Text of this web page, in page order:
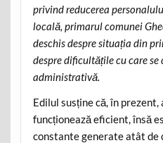
privind reducerea
locală, primarul comunei
deschis despre situația din
despre dificultățile cu care
administrativă.
Edilul susține că, în
funcționează eficient, însă
constante generate atât de